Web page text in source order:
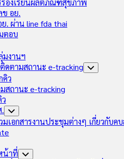
องเรียนผลิตภัณฑ์สุขภาพ
ข อย.
ย. ผ่าน line fda thai
ตอบ
มงานฯ
ดตามสถานะ e-tracking Toggle
คิว
สถานะ e-tracking
Toggle
Child
Menu
มเอกสารงานประชุมต่างๆ เกี่ยวกับค
น้าที่ Toggle